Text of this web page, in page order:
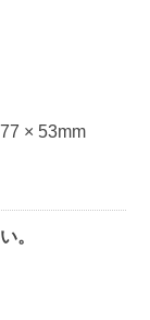
× 53mm
。